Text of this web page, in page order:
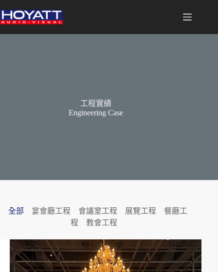
至
工程實績
Engineering Case
全部 宴會廳工程 會議室工程 展覽工程
餐廳工
程
教會工程